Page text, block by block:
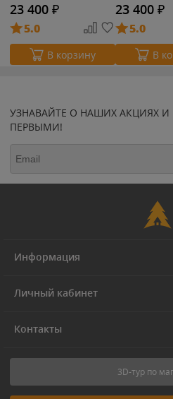
23 400 ₽
5.0
В корзину
23 400 ₽
5.0
В
УЗНАВАЙТЕ О НАШИХ АКЦИЯХ
ПЕРВЫМИ!
Информация
Личный кабинет
Контакты
3D-тур по